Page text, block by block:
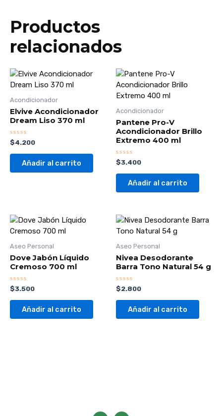
Productos
relacionados
Acondicionador
Elvive Acondicionador
Dream Liso 370 ml
Valorado
con
0
$4.200
Añadir al carrito
Acondicionador
Pantene Pro-V
Acondicionador Brillo
Extremo 400 ml
Valorado
con
0
$3.400
Añadir al carrito
Aseo Personal
Dove Jabón Líquido
Cremoso 700 ml
Valorado
con
0
$3.500
Añadir al carrito
Aseo Personal
Nivea Desodorante
Barra Tono Natural 54 g
Valorado
con
0
$2.800
Añadir al carrito